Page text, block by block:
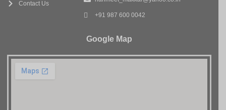
Contact Us
+91 987 600 0042
Google Map